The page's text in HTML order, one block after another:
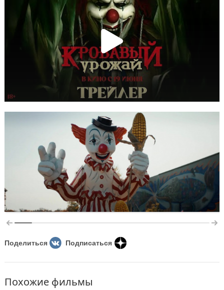
Поделиться Подписаться
Похожие фильмы